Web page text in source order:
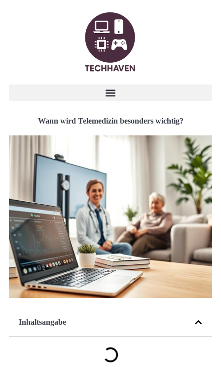
Wann wird Telemedizin besonders wichtig?
Inhaltsangabe